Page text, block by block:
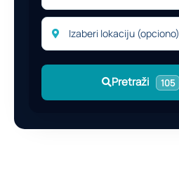
Izaberi lokaciju (opciono)
Pretraži 105